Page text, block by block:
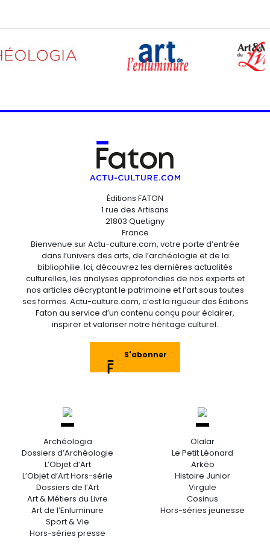
Éditions FATON
1 rue des Artisans
21803 Quetigny
France
Bienvenue sur Actu-culture.com, votre porte d’entrée
dans l’univers des arts, de l’archéologie et de la
bibliophilie. Ici, découvrez les dernières actualités
culturelles, les analyses approfondies de nos experts et
nos articles décryptant le patrimoine et l’art sous toutes
ses formes. Actu-culture.com, c’est la rigueur des Éditions
Faton au service d’un contenu conçu pour éclairer,
inspirer et valoriser notre héritage culturel.
S'abonner
Archéologia
Dossiers d’Archéologie
L’Objet d’Art
L’Objet d’Art Hors-série
Dossiers de l’Art
Art & Métiers du Livre
Art de l’Enluminure
Sport & Vie
Hors-séries presse
Olalar
Le Petit Léonard
Arkéo
Histoire Junior
Virgule
Cosinus
Hors-séries jeunesse